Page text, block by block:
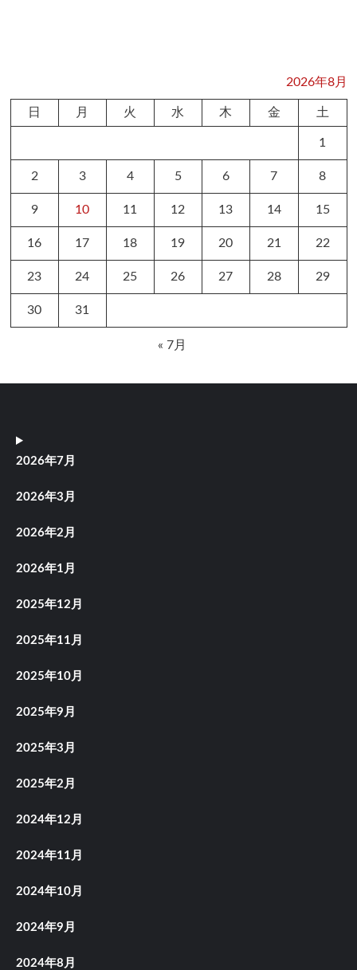
2026年8月
日 月 火 水 木 金 土
1
2 3 4 5 6 7 8
9 10 11 12 13 14 15
16 17 18 19 20 21 22
23 24 25 26 27 28 29
30 31
« 7月
2026年7月
2026年3月
2026年2月
2026年1月
2025年12月
2025年11月
2025年10月
2025年9月
2025年3月
2025年2月
2024年12月
2024年11月
2024年10月
2024年9月
2024年8月